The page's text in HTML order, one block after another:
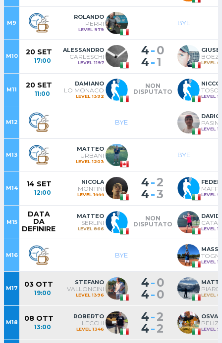
M9
ROLANDO
PERRI
LEVEL 979
BYE
M10 20 SET
17:00
ALESSANDRO
CARLESCHI
LEVEL 1197
4-0
4-1 LEVEL
M11 20 SET
11:00
DAMIANO
LO MONACO
LEVEL 1392
NON
DISPUTATO
LEVEL
M12 BYE
DARIO
LEVEL
M13
MATTEO
URBANI
LEVEL 1203
BYE
M14 14 SET
12:00
NICOLA
MONTINI
LEVEL 1444
4-2
4-3 MAFFI
LEVEL
M15
DATA
DA
DEFINIRE
MATTEO
SERLINI
LEVEL 866
NON
DISPUTATO
LEVEL
M16 BYE TOGNI
LEVEL
M17 03 OTT
19:00
STEFANO
VALLONCINI
LEVEL 1396
4-0
4-0 PIARDI
LEVEL
M18 08 OTT
13:00
ROBERTO
LECCHI
LEVEL 1346
4-2
4-2 LEVEL